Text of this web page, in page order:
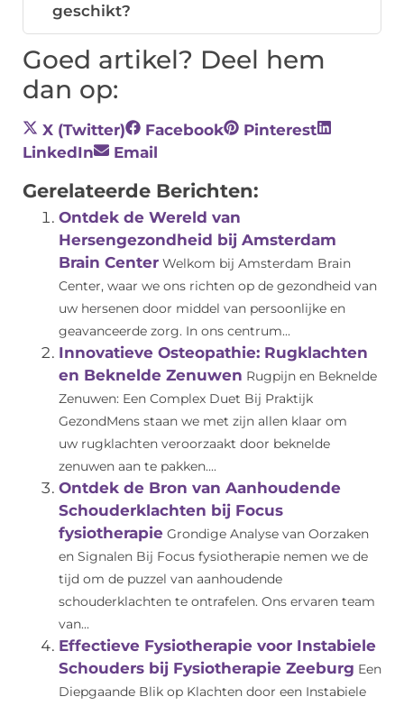
geschikt?
Goed artikel? Deel hem
dan op:
X (Twitter) Facebook
Pinterest
LinkedIn
Email
Gerelateerde Berichten:
Ontdek de Wereld van
Hersengezondheid bij Amsterdam
Brain Center Welkom bij Amsterdam Brain
Center, waar we ons richten op de gezondheid van
uw hersenen door middel van persoonlijke en
geavanceerde zorg. In ons centrum...
Innovatieve Osteopathie: Rugklachten
en Beknelde Zenuwen Rugpijn en Beknelde
Zenuwen: Een Complex Duet Bij Praktijk
GezondMens staan we met zijn allen klaar om
uw rugklachten veroorzaakt door beknelde
zenuwen aan te pakken....
Ontdek de Bron van Aanhoudende
Schouderklachten bij Focus
fysiotherapie Grondige Analyse van Oorzaken
en Signalen Bij Focus fysiotherapie nemen we de
tijd om de puzzel van aanhoudende
schouderklachten te ontrafelen. Ons ervaren team
van...
Effectieve Fysiotherapie voor Instabiele
Schouders bij Fysiotherapie Zeeburg Een
Diepgaande Blik op Klachten door een Instabiele